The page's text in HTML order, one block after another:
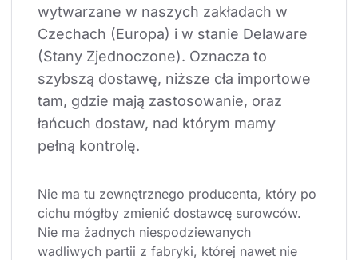
wytwarzane w naszych zakładach w
Czechach (Europa) i w stanie Delaware
(Stany Zjednoczone). Oznacza to
szybszą dostawę, niższe cła importowe
tam, gdzie mają zastosowanie, oraz
łańcuch dostaw, nad którym mamy
pełną kontrolę.
Nie ma tu zewnętrznego producenta, który po
cichu mógłby zmienić dostawcę surowców.
Nie ma żadnych niespodziewanych
wadliwych partii z fabryki, której nawet nie